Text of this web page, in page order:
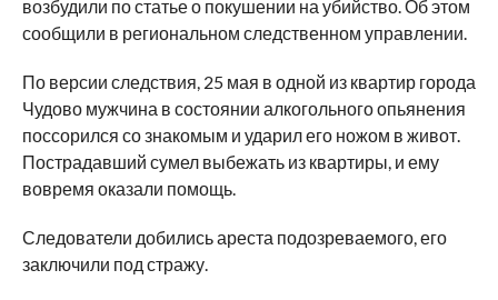
возбудили по статье о покушении на убийство. Об этом
сообщили в региональном следственном управлении.
По версии следствия, 25 мая в одной из квартир города
Чудово мужчина в состоянии алкогольного опьянения
поссорился со знакомым и ударил его ножом в живот.
Пострадавший сумел выбежать из квартиры, и ему
вовремя оказали помощь.
Следователи добились ареста подозреваемого, его
заключили под стражу.